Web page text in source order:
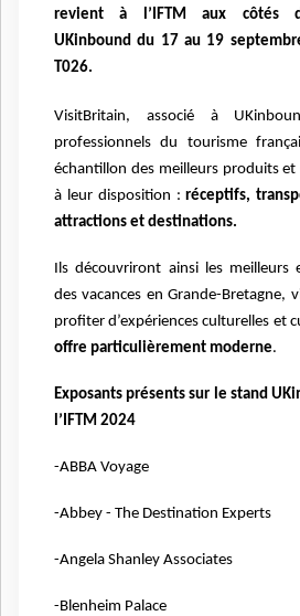
revient à l’IFTMaux côtés
UKinbounddu 17 au 19
T026.
VisitBritain, associé à
professionnels du tourisme
échantillon des meilleurs produits
à leur disposition :réceptifs,
attractions et destinations.
Ils découvriront ainsi les meilleurs
des vacances en Grande-Bretagne,
profiter d’expériences culturelles et
offre particulièrement moderne.
Exposants présents sur le stand
l’IFTM 2024
-ABBA Voyage
-Abbey - The Destination Experts
-Angela Shanley Associates
-Blenheim Palace